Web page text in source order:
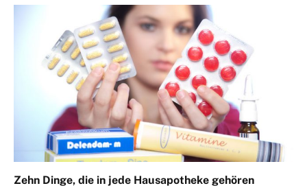
Zehn Dinge, die in jede Hausapotheke gehören